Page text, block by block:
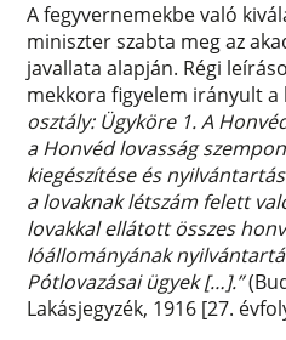
A fegyvernemekbe való
miniszter szabta meg az
javallata alapján. Régi
mekkora figyelem irányult
osztály: Ügyköre 1. A
a Honvéd lovasság
kiegészítése és
a lovaknak létszám felett
lovakkal ellátott összes
lóállományának
Pótlovazásai ügyek […].”
Lakásjegyzék, 1916 [27.